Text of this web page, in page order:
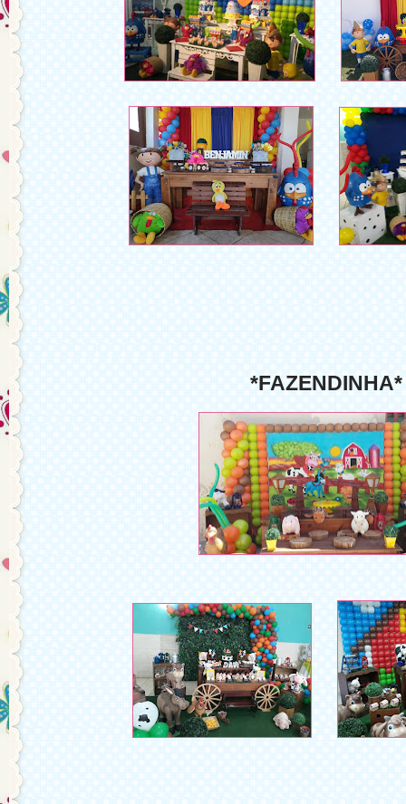
*FAZENDINHA*